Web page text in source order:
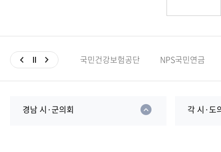
국민건강보험공단 NPS국민연금
경남 시·군의회 각 시·도